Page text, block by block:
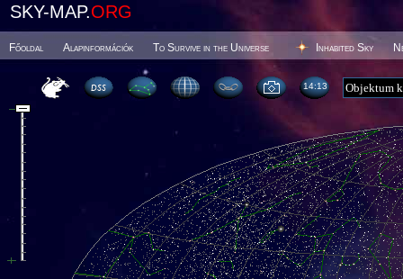
SKY-MAP.ORG
Főoldal Alapinformációk To Survive in the Universe Inhabited Sky
14 13